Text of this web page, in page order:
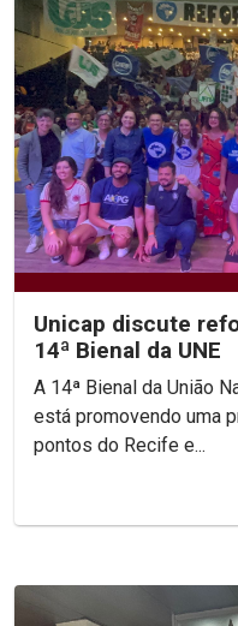
Unicap discute
14ª Bienal da UNE
A 14ª Bienal da União
está promovendo uma
pontos do Recife e...